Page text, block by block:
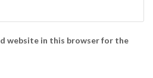
website in this browser for the